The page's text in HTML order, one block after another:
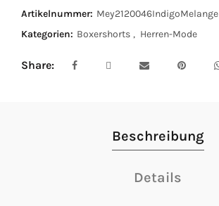
Artikelnummer: Mey2120046IndigoMelange
Kategorien: Boxershorts , Herren-Mode
Share
Beschreibung
Details